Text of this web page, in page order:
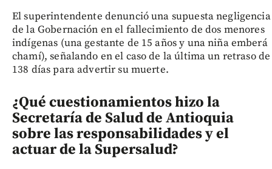
El superintendente denunció una supuesta negligencia
de la Gobernación en el fallecimiento de dos menores
indígenas (una gestante de 15 años y una niña emberá
chamí), señalando en el caso de la última un retraso de
138 días para advertir su muerte.
¿Qué cuestionamientos hizo la
Secretaría de Salud de Antioquia
sobre las responsabilidades y el
actuar de la Supersalud?